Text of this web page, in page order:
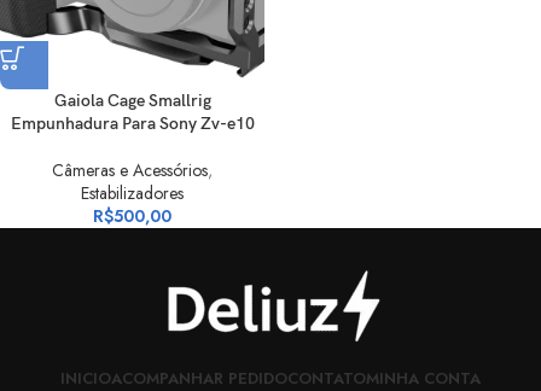
Gaiola Cage Smallrig
Empunhadura Para Sony Zv-e10
Câmeras e Acessórios,
Estabilizadores
R$500,00
INICIOACOMPANHAR PEDIDOCONTATOMINHA CONTA